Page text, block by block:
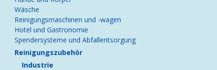
Wäsche
Reinigungsmaschinen und -wagen
Hotel und Gastronomie
Spendersysteme und Abfallentsorgung
Reinigungszubehör
Industrie